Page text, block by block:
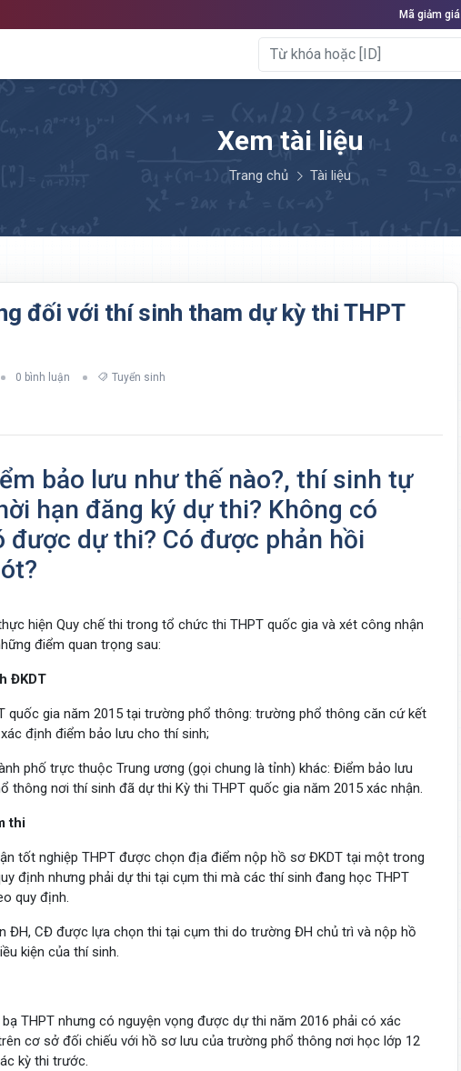
Mã giảm giá
Xem tài liệu
Trang chủ Tài liệu
đối với thí sinh tham dự kỳ thi THPT
0 bình luận Tuyển sinh
bảo lưu như thế nào?, thí sinh tự
hạn đăng ký dự thi? Không có
dự thi? Có được phản hồi
hiện Quy chế thi trong tổ chức thi THPT quốc gia và xét công nhận
điểm quan trọng sau:
ĐKDT
quốc gia năm 2015 tại trường phổ thông: trường phổ thông căn cứ kết
định điểm bảo lưu cho thí sinh;
phố trực thuộc Trung ương (gọi chung là tỉnh) khác: Điểm bảo lưu
thông nơi thí sinh đã dự thi Kỳ thi THPT quốc gia năm 2015 xác nhận.
thi
tốt nghiệp THPT được chọn địa điểm nộp hồ sơ ĐKDT tại một trong
định nhưng phải dự thi tại cụm thi mà các thí sinh đang học THPT
quy định.
ĐH, CĐ được lựa chọn thi tại cụm thi do trường ĐH chủ trì và nộp hồ
kiện của thí sinh.
THPT nhưng có nguyện vọng được dự thi năm 2016 phải có xác
cơ sở đối chiếu với hồ sơ lưu của trường phổ thông nơi học lớp 12
kỳ thi trước.